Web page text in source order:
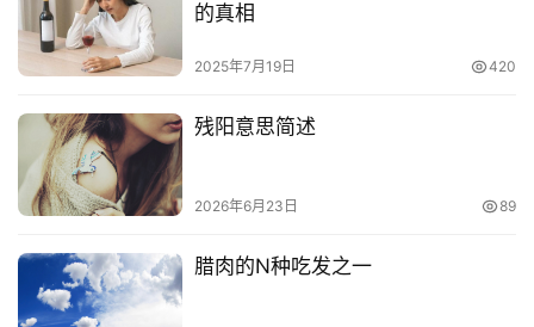
的真相
2025年7月19日 420
残阳意思简述
2026年6月23日 89
腊肉的N种吃发之一